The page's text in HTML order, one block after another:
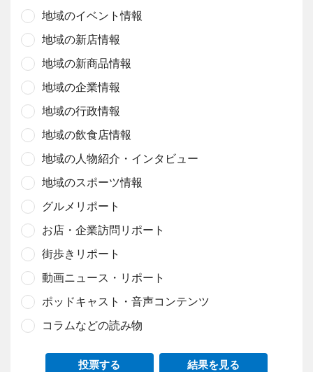
地域のイベント情報
地域の新店情報
地域の新商品情報
地域の企業情報
地域の行政情報
地域の飲食店情報
地域の人物紹介・インタビュー
地域のスポーツ情報
グルメリポート
お店・企業訪問リポート
街歩きリポート
動画ニュース・リポート
ポッドキャスト・音声コンテンツ
コラムなどの読み物
投票する 結果を見る